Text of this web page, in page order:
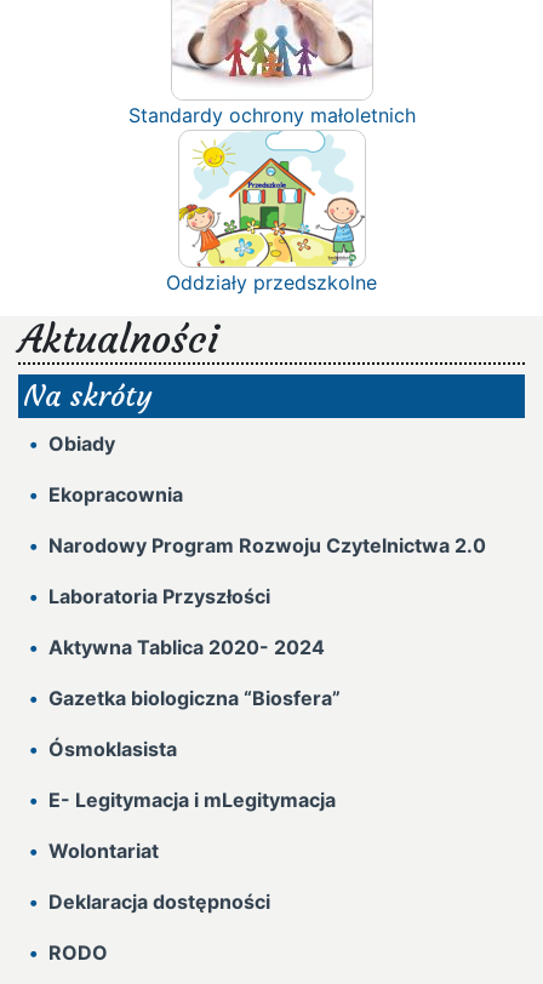
Standardy ochrony małoletnich
Oddziały przedszkolne
Aktualności
Na skróty
Obiady
Ekopracownia
Narodowy Program Rozwoju Czytelnictwa 2.0
Laboratoria Przyszłości
Aktywna Tablica 2020- 2024
Gazetka biologiczna “Biosfera”
Ósmoklasista
E- Legitymacja i mLegitymacja
Wolontariat
Deklaracja dostępności
RODO